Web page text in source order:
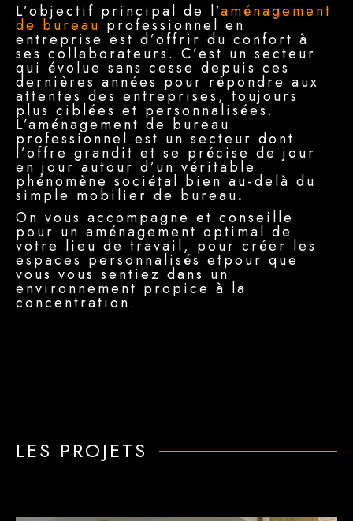
L’objectif principal de l’aménagement
de bureauprofessionnel en
entreprise est d’offrir du confort à
ses collaborateurs. C’est un secteur
qui évolue sans cesse depuis ces
dernières années pour répondre aux
attentes des entreprises, toujours
plus ciblées et personnalisées.
L’aménagement de bureau
professionnel est un secteur dont
l’offre grandit et se précise de jour
en jour autour d’un véritable
phénomène sociétal bien au-delà du
simple mobilier de bureau.
On vous accompagne et conseille
pour un aménagement optimal de
votre lieu de travail, pour créer les
espaces personnalisés etpour que
vous vous sentiez dans un
environnement propice à la
concentration.
LES PROJETS